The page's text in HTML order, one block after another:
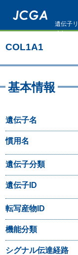
ン
ン
に
遺伝子
COL1A1
基本情報
遺伝子名
慣用名
遺伝子分類
遺伝子ID
転写産物ID
機能分類
シグナル伝達経路